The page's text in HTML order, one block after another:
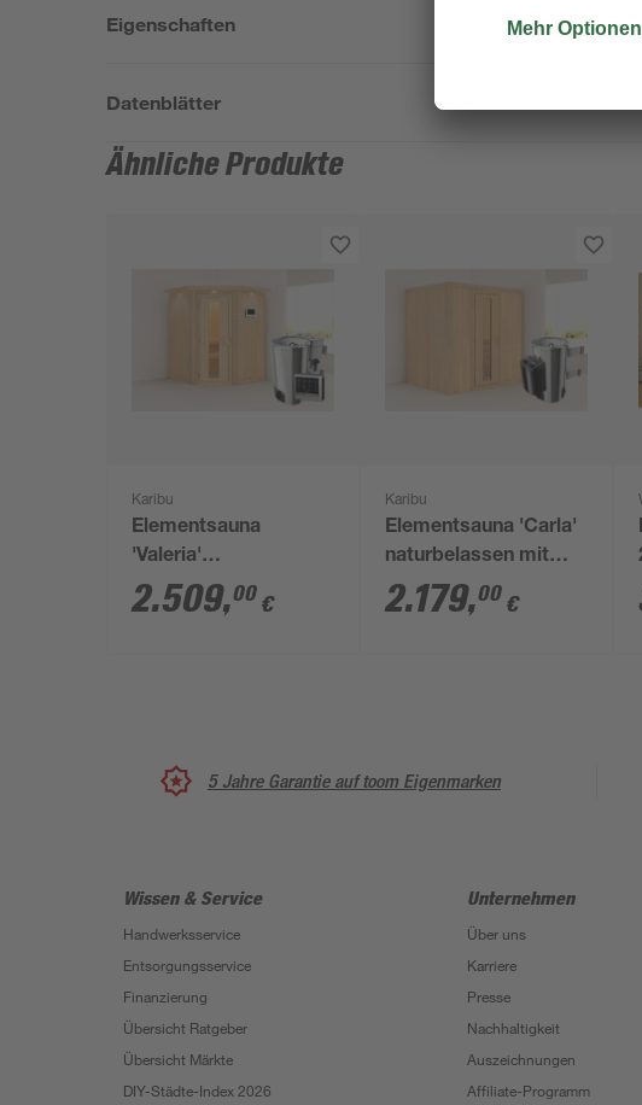
Eigenschaften
Datenblätter
Ähnliche Produkte
Karibu
Elementsauna
'Valeria'
naturbelassen mit
Energiespartür und
2.509,00 €
Karibu
Elementsauna 'Carla'
naturbelassen mit
Energiespartür 3,6 kW
Ofen integrierte
2.179,00 €
5 Jahre Garantie auf toom Eigenmarken
Wissen & Service
Handwerksservice
Entsorgungsservice
Finanzierung
Übersicht Ratgeber
Übersicht Märkte
DIY-Städte-Index 2026
Unternehmen
Über uns
Karriere
Presse
Nachhaltigkeit
Auszeichnungen
Affiliate-Programm